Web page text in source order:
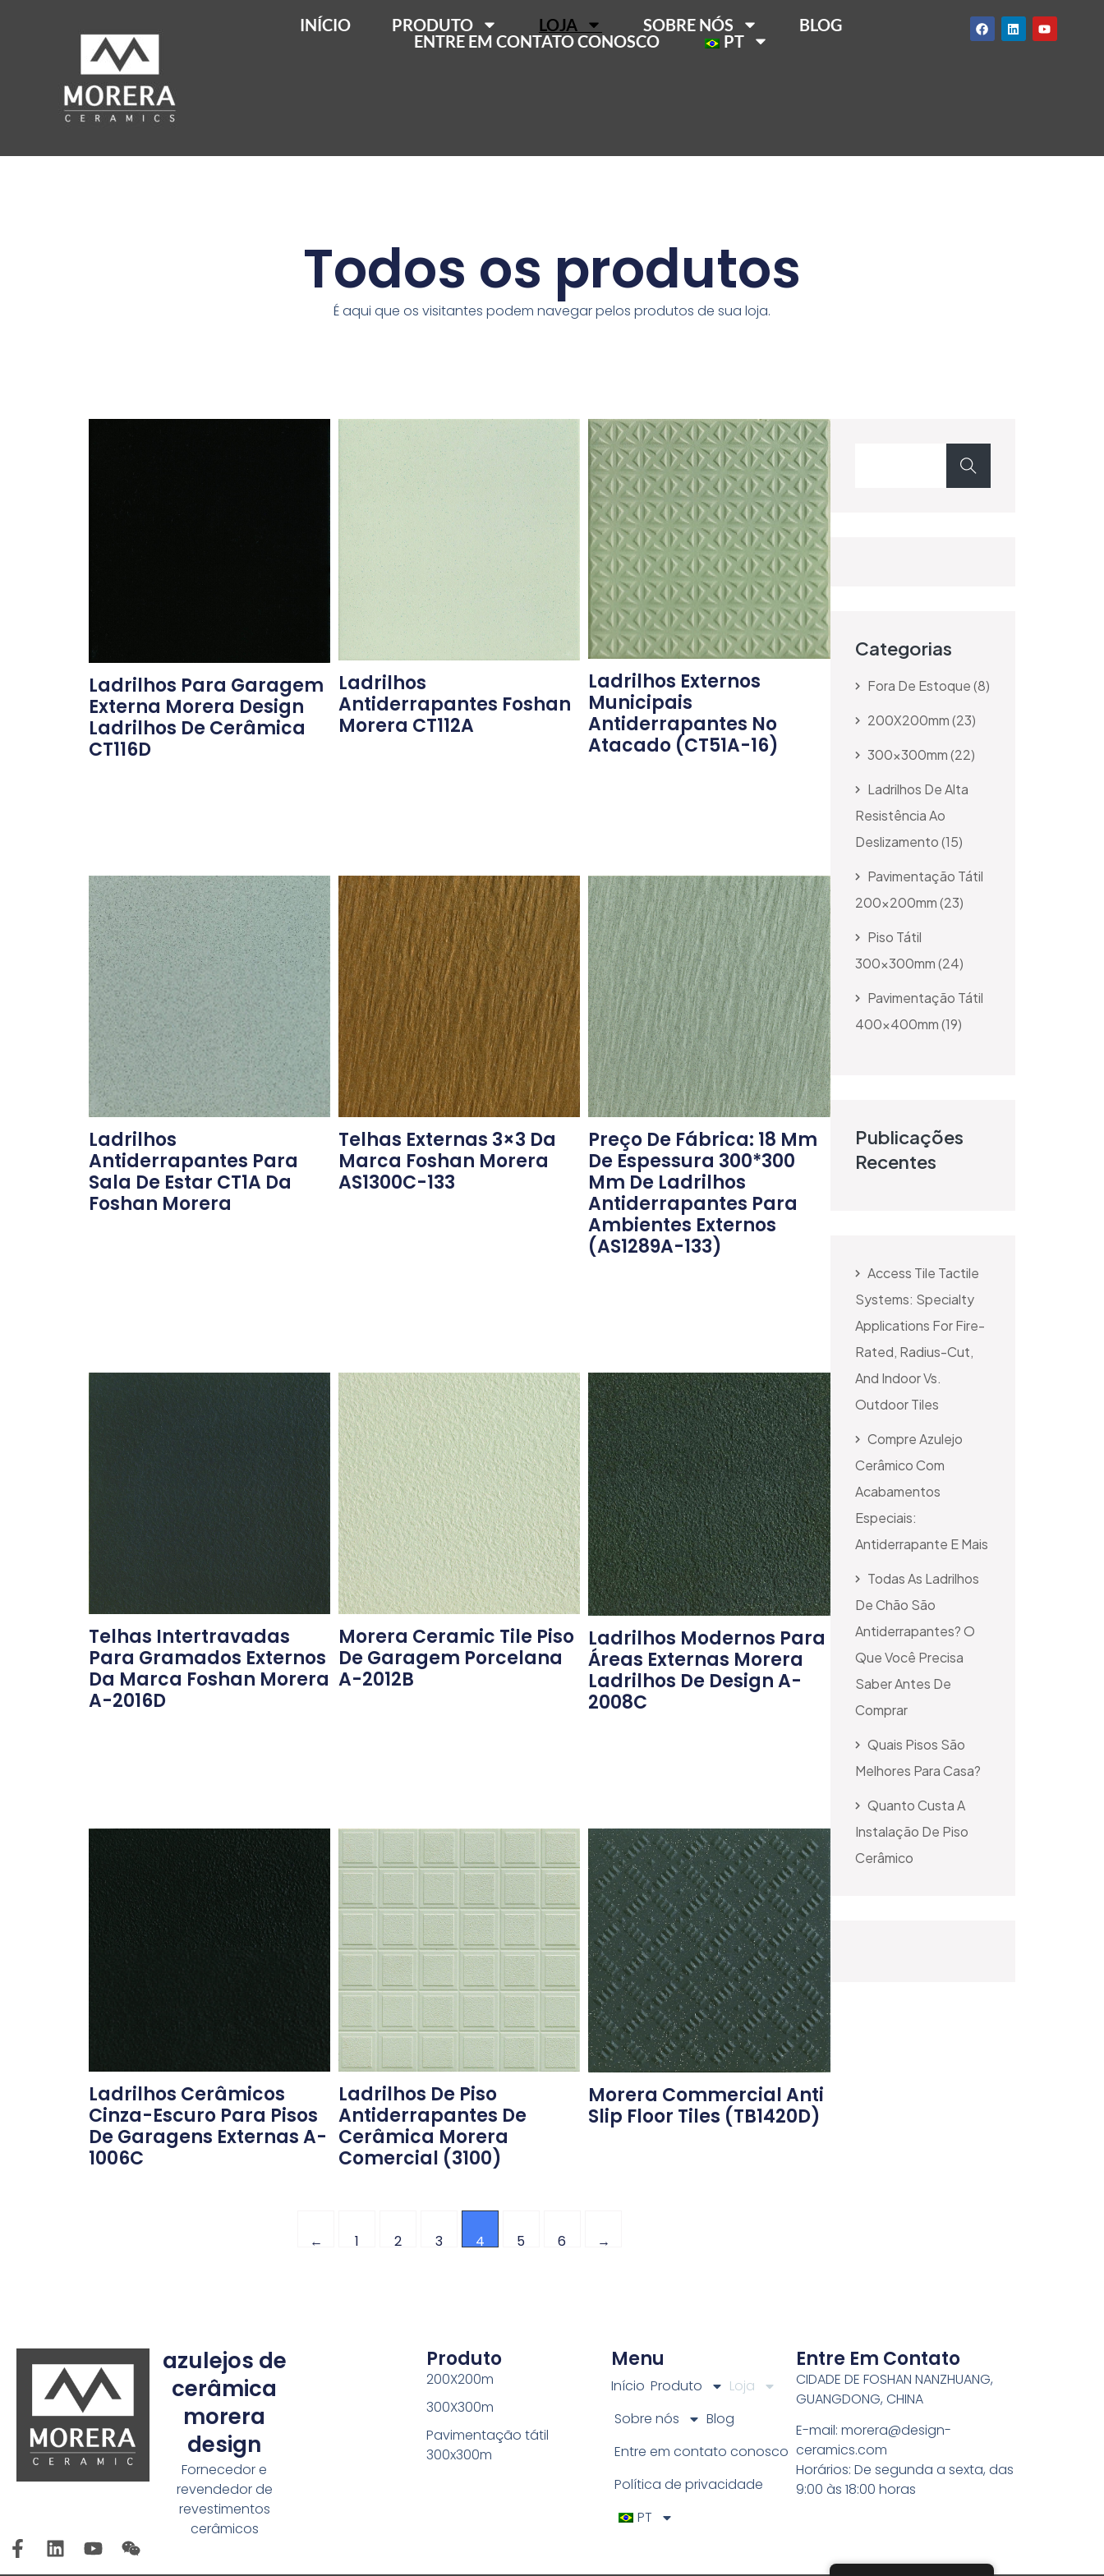
INÍCIO PRODUTO LOJA SOBRE NÓS
BLOG
ENTRE EM CONTATO CONOSCO
PT
Todos os produtos
É aqui que os visitantes podem navegar pelos produtos de sua loja.
Categorias
Fora De Estoque 8
200X200mm 23
300x300mm 22
Ladrilhos De Alta
Resistência Ao
Deslizamento 15
Pavimentação Tátil
200x200mm 23
Piso Tátil
300x300mm 24
Pavimentação Tátil
400x400mm 19
Publicações
Recentes
Access Tile Tactile
Systems: Specialty
Applications For Fire-
Rated, Radius-Cut,
And Indoor Vs.
Outdoor Tiles
Compre Azulejo
Cerâmico Com
Acabamentos
Especiais:
Antiderrapante E Mais
Todas As Ladrilhos
De Chão São
Antiderrapantes? O
Que Você Precisa
Saber Antes De
Comprar
Quais Pisos São
Melhores Para Casa?
Quanto Custa A
Instalação De Piso
Cerâmico
Ladrilhos Para Garagem
Externa Morera Design
Ladrilhos De Cerâmica
CT116D
Ladrilhos
Antiderrapantes Foshan
Morera CT112A
Ladrilhos Externos
Municipais
Antiderrapantes No
Atacado (CT51A-16)
Ladrilhos
Antiderrapantes Para
Sala De Estar CT1A Da
Foshan Morera
Telhas Externas 3×3 Da
Marca Foshan Morera
AS1300C-133
Preço De Fábrica: 18 Mm
De Espessura 300*300
Mm De Ladrilhos
Antiderrapantes Para
Ambientes Externos
(AS1289A-133)
Telhas Intertravadas
Para Gramados Externos
Da Marca Foshan Morera
A-2016D
Morera Ceramic Tile Piso
De Garagem Porcelana
A-2012B
Ladrilhos Modernos Para
Áreas Externas Morera
Ladrilhos De Design A-
2008C
Ladrilhos Cerâmicos
Cinza-Escuro Para Pisos
De Garagens Externas A-
1006C
Ladrilhos De Piso
Antiderrapantes De
Cerâmica Morera
Comercial (3100)
Morera Commercial Anti
Slip Floor Tiles (TB1420D)
← 1 2 3 4 5 6 →
azulejos de
cerâmica
morera
design
Fornecedor e
revendedor de
revestimentos
cerâmicos
Produto
200X200m
300X300m
Pavimentação tátil
300x300m
Menu
Início Produto
Loja
Sobre nós
Blog
Entre em contato conosco
Política de privacidade
PT
Entre Em Contato
CIDADE DE FOSHAN NANZHUANG,
GUANGDONG, CHINA
E-mail:morera@design-
ceramics.com
Horários: De segunda a sexta, das
9:00 às 18:00 horas